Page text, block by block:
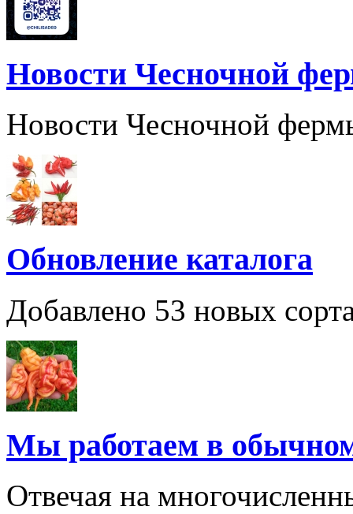
Новости Чесночной
Новости Чесночной
Обновление каталога
Добавлено 53 новых
Мы работаем в
Отвечая на